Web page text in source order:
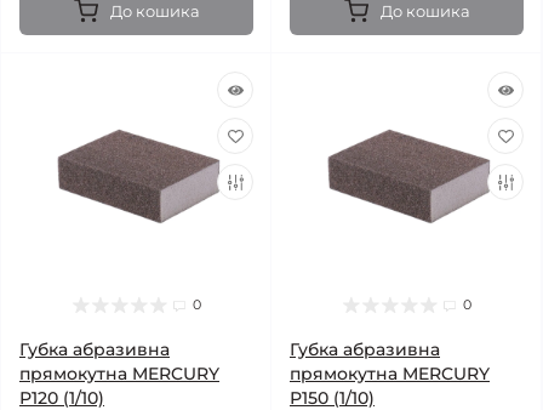
До кошика До кошика
0
Губка абразивна
прямокутна MERCURY
Р120 (1/10)
0
Губка абразивна
прямокутна MERCURY
Р150 (1/10)